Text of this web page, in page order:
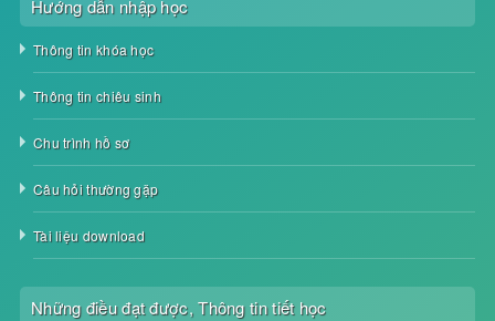
Hướng dẫn nhập học
Thông tin khóa học
Thông tin chiêu sinh
Chu trình hồ sơ
Câu hỏi thường gặp
Tài liệu download
Những điều đạt được, Thông tin tiết học